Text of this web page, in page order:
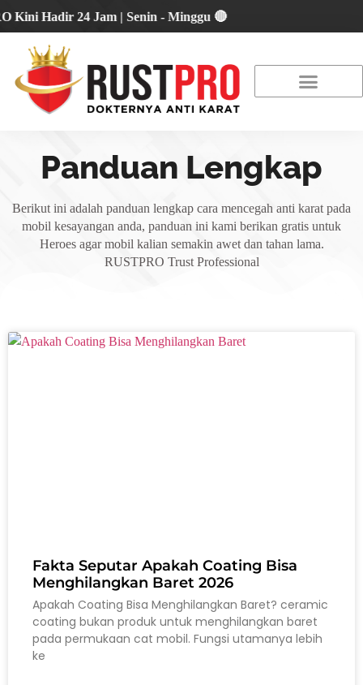
Kini Hadir 24 Jam | Senin - Minggu 🔴
Panduan Lengkap
Berikut ini adalah panduan lengkap cara mencegah anti karat pada
mobil kesayangan anda, panduan ini kami berikan gratis untuk
Heroes agar mobil kalian semakin awet dan tahan lama.
RUSTPRO Trust Professional
Fakta Seputar Apakah Coating Bisa
Menghilangkan Baret 2026
Apakah Coating Bisa Menghilangkan Baret? ceramic
coating bukan produk untuk menghilangkan baret
pada permukaan cat mobil. Fungsi utamanya lebih
ke